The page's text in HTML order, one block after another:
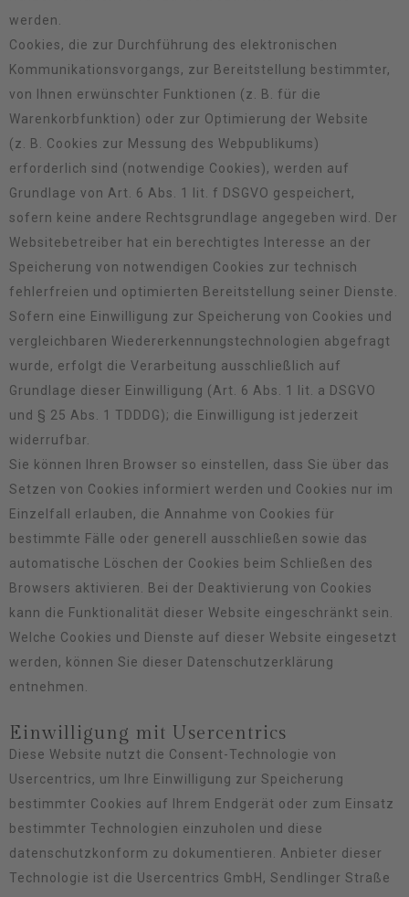
werden.
Cookies, die zur Durchführung des elektronischen
Kommunikationsvorgangs, zur Bereitstellung bestimmter,
von Ihnen erwünschter Funktionen (z. B. für die
Warenkorbfunktion) oder zur Optimierung der Website
(z. B. Cookies zur Messung des Webpublikums)
erforderlich sind (notwendige Cookies), werden auf
Grundlage von Art. 6 Abs. 1 lit. f DSGVO gespeichert,
sofern keine andere Rechtsgrundlage angegeben wird. Der
Websitebetreiber hat ein berechtigtes Interesse an der
Speicherung von notwendigen Cookies zur technisch
fehlerfreien und optimierten Bereitstellung seiner Dienste.
Sofern eine Einwilligung zur Speicherung von Cookies und
vergleichbaren Wiedererkennungstechnologien abgefragt
wurde, erfolgt die Verarbeitung ausschließlich auf
Grundlage dieser Einwilligung (Art. 6 Abs. 1 lit. a DSGVO
und § 25 Abs. 1 TDDDG); die Einwilligung ist jederzeit
widerrufbar.
Sie können Ihren Browser so einstellen, dass Sie über das
Setzen von Cookies informiert werden und Cookies nur im
Einzelfall erlauben, die Annahme von Cookies für
bestimmte Fälle oder generell ausschließen sowie das
automatische Löschen der Cookies beim Schließen des
Browsers aktivieren. Bei der Deaktivierung von Cookies
kann die Funktionalität dieser Website eingeschränkt sein.
Welche Cookies und Dienste auf dieser Website eingesetzt
werden, können Sie dieser Datenschutzerklärung
entnehmen.
Einwilligung mit Usercentrics
Diese Website nutzt die Consent-Technologie von
Usercentrics, um Ihre Einwilligung zur Speicherung
bestimmter Cookies auf Ihrem Endgerät oder zum Einsatz
bestimmter Technologien einzuholen und diese
datenschutzkonform zu dokumentieren. Anbieter dieser
Technologie ist die Usercentrics GmbH, Sendlinger Straße